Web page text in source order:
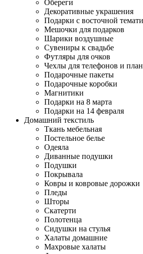
Обереги
Декоративные украшения
Подарки с восточной
Мешочки для подарков
Шарики воздушные
Сувениры к свадьбе
Футляры для очков
Чехлы для телефонов и
Подарочные пакеты
Подарочные коробки
Магнитики
Подарки на 8 марта
Подарки на 14 февраля
Домашний текстиль
Ткань мебельная
Постельное белье
Одеяла
Диванные подушки
Подушки
Покрывала
Ковры и ковровые дорожки
Пледы
Шторы
Скатерти
Полотенца
Сидушки на стулья
Халаты домашние
Махровые халаты